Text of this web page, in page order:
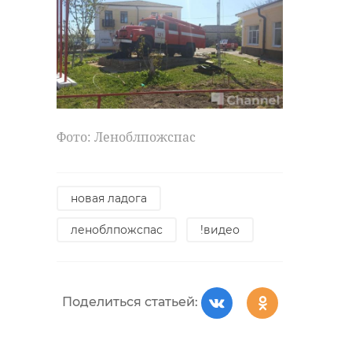
Фото: Леноблпожспас
новая ладога
леноблпожспас !видео
Поделиться статьей: